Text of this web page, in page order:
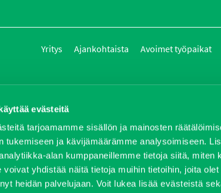
evästeitä
tarjoamamme sisällön ja mainosten
tukemiseen ja kävijämäärämme analysoimiseen.
alan kumppaneillemme tietoja siitä, miten
voivat yhdistää näitä tietoja muihin tietoihin, joita
heidän palvelujaan. Voit lukea lisää evästeistä
Yritys Ajankohtaista Avoimet työpaikat